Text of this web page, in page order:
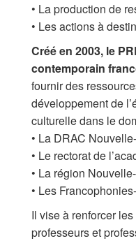
le Pole Francophone à
Missions
• La production de
• Les actions à
Créé en 2003, le
contemporain
fournir des
développement de
culturelle dans le
• La DRAC
• Le rectorat de
• La région
• Les
Il vise à renforcer
professeurs et